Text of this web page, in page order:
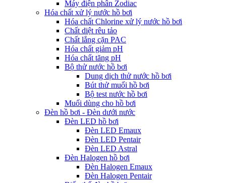
Máy điện phân Zodiac
Hóa chất xử lý nước hồ bơi
Hóa chất Chlorine xử lý nước hồ bơi
Chất diệt rêu tảo
Chất lắng cặn PAC
Hóa chất giảm pH
Hóa chất tăng pH
Bộ thử nước hồ bơi
Dung dịch thử nước hồ bơi
Bút thử muối hồ bơi
Bộ test nước hồ bơi
Muối dùng cho hồ bơi
Đèn hồ bơi - Đèn dưới nước
Đèn LED hồ bơi
Đèn LED Emaux
Đèn LED Pentair
Đèn LED Astral
Đèn Halogen hồ bơi
Đèn Halogen Emaux
Đèn Halogen Pentair